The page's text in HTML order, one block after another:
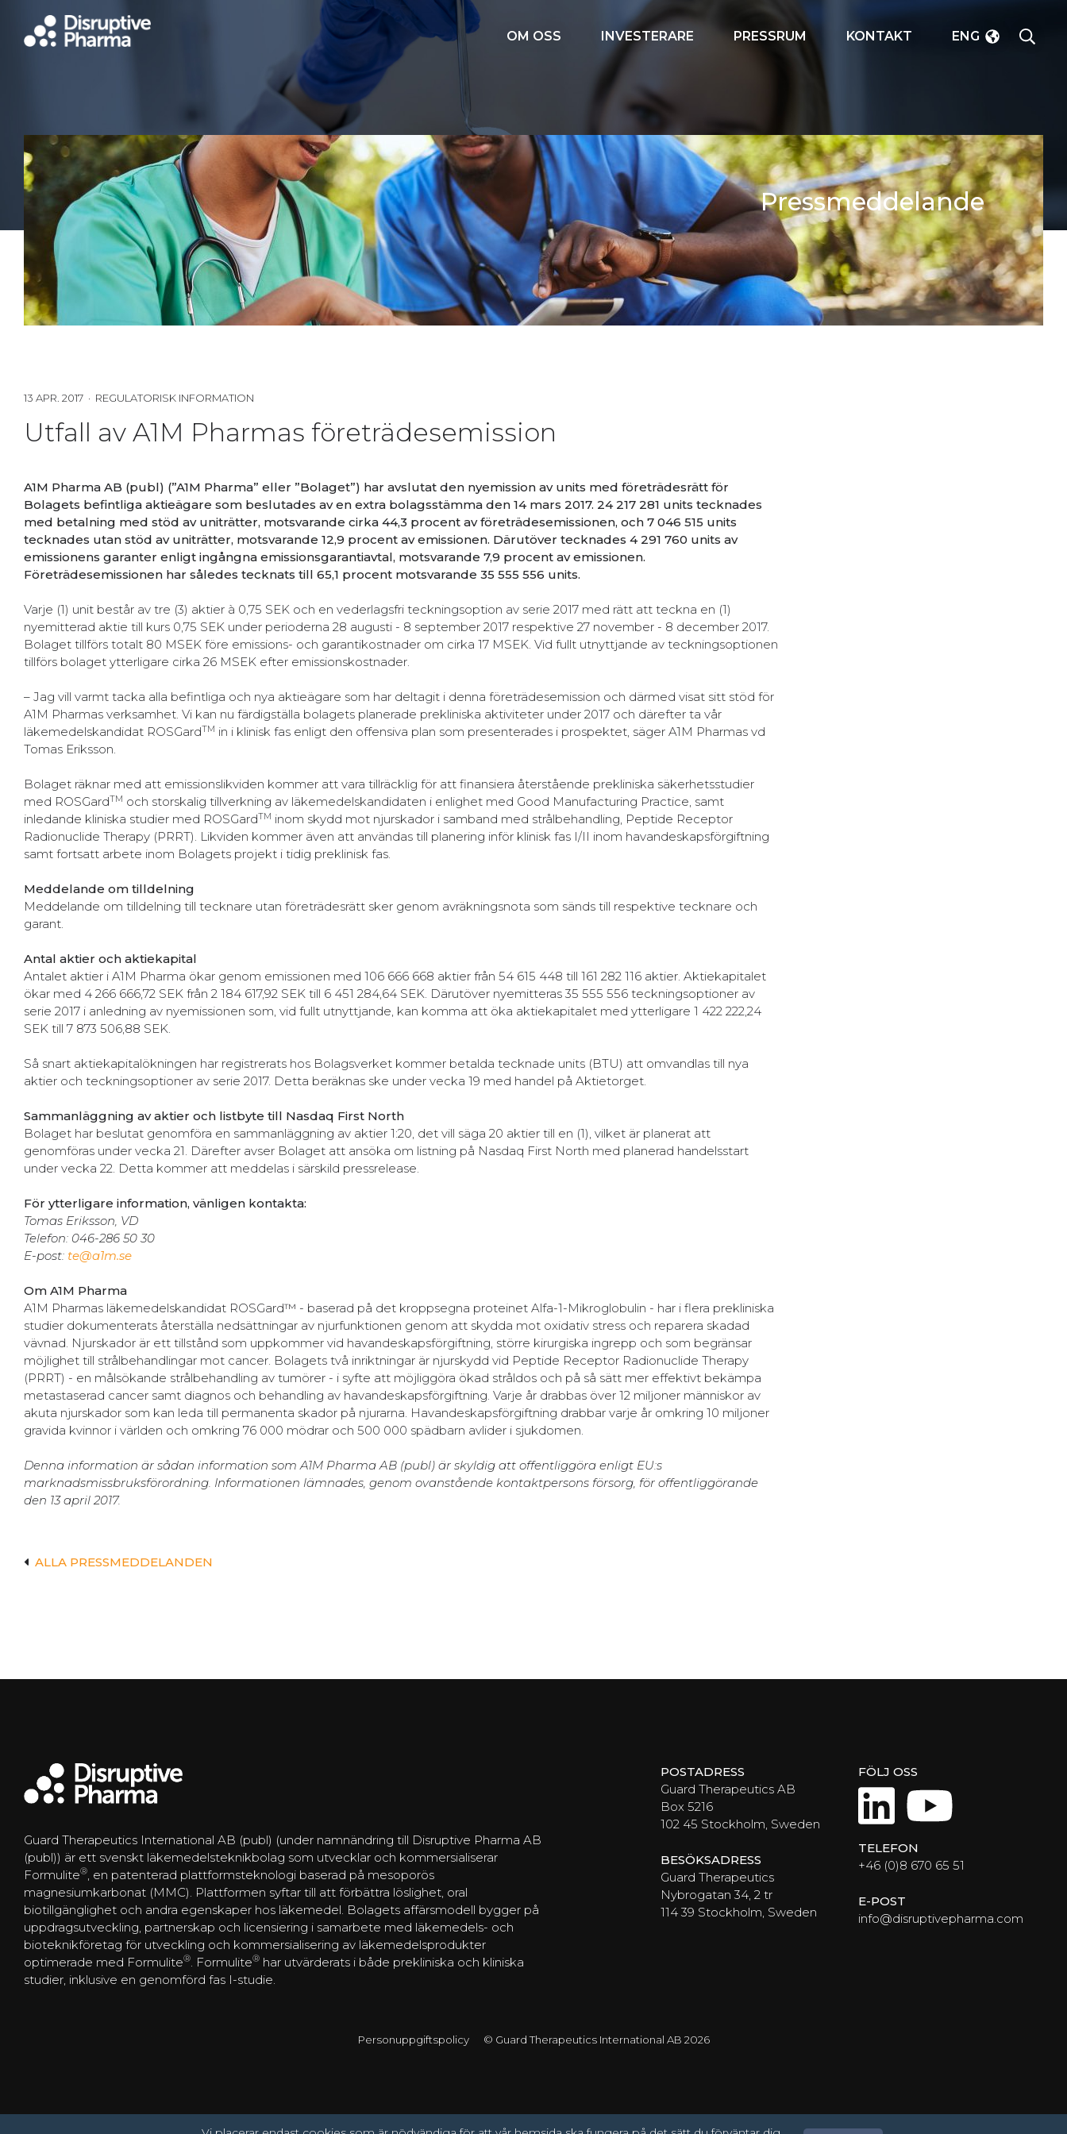
OM OSS INVESTERARE PRESSRUM KONTAKT ENG SÖK
Pressmeddelande
13 APR. 2017 · REGULATORISK INFORMATION
Utfall av A1M Pharmas företrädesemission
A1M Pharma AB (publ) (”A1M Pharma” eller ”Bolaget”) har avslutat den nyemission av units med företrädesrätt för
Bolagets befintliga aktieägare som beslutades av en extra bolagsstämma den 14 mars 2017. 24 217 281 units tecknades
med betalning med stöd av uniträtter, motsvarande cirka 44,3 procent av företrädesemissionen, och 7 046 515 units
tecknades utan stöd av uniträtter, motsvarande 12,9 procent av emissionen. Därutöver tecknades 4 291 760 units av
emissionens garanter enligt ingångna emissionsgarantiavtal, motsvarande 7,9 procent av emissionen.
Företrädesemissionen har således tecknats till 65,1 procent motsvarande 35 555 556 units.
Varje (1) unit består av tre (3) aktier à 0,75 SEK och en vederlagsfri teckningsoption av serie 2017 med rätt att teckna en (1)
nyemitterad aktie till kurs 0,75 SEK under perioderna 28 augusti - 8 september 2017 respektive 27 november - 8 december 2017.
Bolaget tillförs totalt 80 MSEK före emissions- och garantikostnader om cirka 17 MSEK. Vid fullt utnyttjande av teckningsoptionen
tillförs bolaget ytterligare cirka 26 MSEK efter emissionskostnader.
– Jag vill varmt tacka alla befintliga och nya aktieägare som har deltagit i denna företrädesemission och därmed visat sitt stöd för
A1M Pharmas verksamhet. Vi kan nu färdigställa bolagets planerade prekliniska aktiviteter under 2017 och därefter ta vår
läkemedelskandidat ROSGardTM in i klinisk fas enligt den offensiva plan som presenterades i prospektet, säger A1M Pharmas vd
Tomas Eriksson.
Bolaget räknar med att emissionslikviden kommer att vara tillräcklig för att finansiera återstående prekliniska säkerhetsstudier
med ROSGardTM och storskalig tillverkning av läkemedelskandidaten i enlighet med Good Manufacturing Practice, samt
inledande kliniska studier med ROSGardTM inom skydd mot njurskador i samband med strålbehandling, Peptide Receptor
Radionuclide Therapy (PRRT). Likviden kommer även att användas till planering inför klinisk fas I/II inom havandeskapsförgiftning
samt fortsatt arbete inom Bolagets projekt i tidig preklinisk fas.
Meddelande om tilldelning
Meddelande om tilldelning till tecknare utan företrädesrätt sker genom avräkningsnota som sänds till respektive tecknare och
garant.
Antal aktier och aktiekapital
Antalet aktier i A1M Pharma ökar genom emissionen med 106 666 668 aktier från 54 615 448 till 161 282 116 aktier. Aktiekapitalet
ökar med 4 266 666,72 SEK från 2 184 617,92 SEK till 6 451 284,64 SEK. Därutöver nyemitteras 35 555 556 teckningsoptioner av
serie 2017 i anledning av nyemissionen som, vid fullt utnyttjande, kan komma att öka aktiekapitalet med ytterligare 1 422 222,24
SEK till 7 873 506,88 SEK.
Så snart aktiekapitalökningen har registrerats hos Bolagsverket kommer betalda tecknade units (BTU) att omvandlas till nya
aktier och teckningsoptioner av serie 2017. Detta beräknas ske under vecka 19 med handel på Aktietorget.
Sammanläggning av aktier och listbyte till Nasdaq First North
Bolaget har beslutat genomföra en sammanläggning av aktier 1:20, det vill säga 20 aktier till en (1), vilket är planerat att
genomföras under vecka 21. Därefter avser Bolaget att ansöka om listning på Nasdaq First North med planerad handelsstart
under vecka 22. Detta kommer att meddelas i särskild pressrelease.
För ytterligare information, vänligen kontakta:
Tomas Eriksson, VD
Telefon: 046-286 50 30
E-post: te@a1m.se
Om A1M Pharma
A1M Pharmas läkemedelskandidat ROSGard™ - baserad på det kroppsegna proteinet Alfa-1-Mikroglobulin - har i flera prekliniska
studier dokumenterats återställa nedsättningar av njurfunktionen genom att skydda mot oxidativ stress och reparera skadad
vävnad. Njurskador är ett tillstånd som uppkommer vid havandeskapsförgiftning, större kirurgiska ingrepp och som begränsar
möjlighet till strålbehandlingar mot cancer. Bolagets två inriktningar är njurskydd vid Peptide Receptor Radionuclide Therapy
(PRRT) - en målsökande strålbehandling av tumörer - i syfte att möjliggöra ökad stråldos och på så sätt mer effektivt bekämpa
metastaserad cancer samt diagnos och behandling av havandeskapsförgiftning. Varje år drabbas över 12 miljoner människor av
akuta njurskador som kan leda till permanenta skador på njurarna. Havandeskapsförgiftning drabbar varje år omkring 10 miljoner
gravida kvinnor i världen och omkring 76 000 mödrar och 500 000 spädbarn avlider i sjukdomen.
Denna information är sådan information som A1M Pharma AB (publ) är skyldig att offentliggöra enligt EU:s
marknadsmissbruksförordning. Informationen lämnades, genom ovanstående kontaktpersons försorg, för offentliggörande
den 13 april 2017.
ALLA PRESSMEDDELANDEN
Guard Therapeutics International AB (publ) (under namnändring till Disruptive Pharma AB
(publ)) är ett svenskt läkemedelsteknikbolag som utvecklar och kommersialiserar
Formulite® , en patenterad plattformsteknologi baserad på mesoporös
magnesiumkarbonat (MMC). Plattformen syftar till att förbättra löslighet, oral
biotillgänglighet och andra egenskaper hos läkemedel. Bolagets affärsmodell bygger på
uppdragsutveckling, partnerskap och licensiering i samarbete med läkemedels- och
bioteknikföretag för utveckling och kommersialisering av läkemedelsprodukter
optimerade med Formulite® . Formulite® har utvärderats i både prekliniska och kliniska
studier, inklusive en genomförd fas I-studie.
POSTADRESS
Guard Therapeutics AB
Box 5216
102 45 Stockholm, Sweden
BESÖKSADRESS
Guard Therapeutics
Nybrogatan 34, 2 tr
114 39 Stockholm, Sweden
FÖLJ OSS
LinkedIn
TELEFON
+46 (0)8 670 65 51
E-POST
info@disruptivepharma.com
Personuppgiftspolicy© Guard Therapeutics International AB 2026